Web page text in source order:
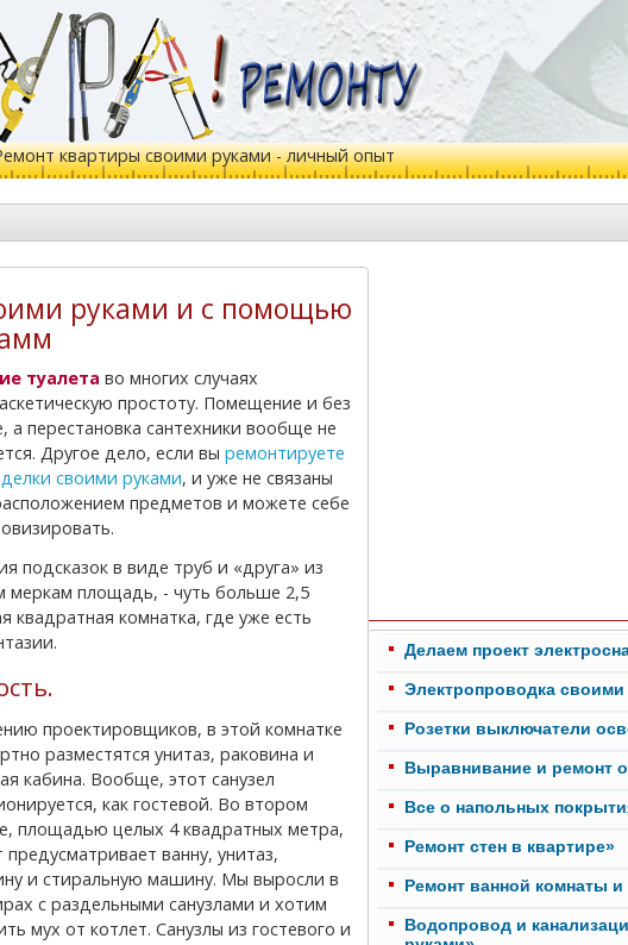
квартиры своими руками - личный опыт
руками и с помощью
туалета во многих случаях
простоту. Помещение и без
а перестановка сантехники вообще не
Другое дело, если вы ремонтируете
своими руками, и уже не связаны
предметов и можете себе
меркам площадь, - чуть больше 2,5
квадратная комнатка, где уже есть
разместятся унитаз, раковина и
кабина. Вообще, этот санузел
как гостевой. Во втором
площадью целых 4 квадратных метра,
предусматривает ванну, унитаз,
и стиральную машину. Мы выросли в
с раздельными санузлами и хотим
мух от котлет. Санузлы из гостевого и
Делаем проект
Электропроводка своими
Розетки выключатели
Выравнивание и ремонт
Все о напольных
Ремонт стен в квартире»
Ремонт ванной комнаты и
Водопровод и